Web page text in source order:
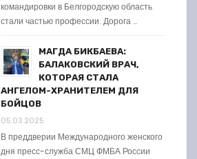
командировки в Белгородскую область
стали частью профессии. Дорога …
МАГДА БИКБАЕВА:
БАЛАКОВСКИЙ ВРАЧ,
КОТОРАЯ СТАЛА
АНГЕЛОМ-ХРАНИТЕЛЕМ ДЛЯ
БОЙЦОВ
05.03.2025
В преддверии Международного женского
дня пресс-служба СМЦ ФМБА России